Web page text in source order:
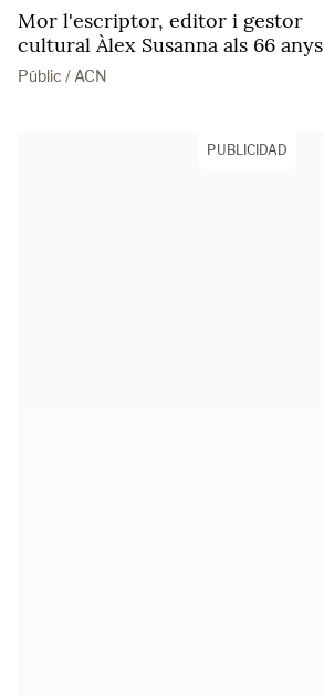
Mor l'escriptor, editor i gestor
cultural Àlex Susanna als 66 anys
Públic / ACN
PUBLICIDAD